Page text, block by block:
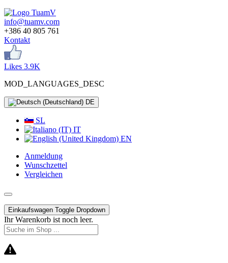
info@tuamv.com
+386 40 805 761
Kontakt
Likes 3.9K
MOD_LANGUAGES_DESC
DE
SL
IT
EN
Anmeldung
Wunschzettel
Vergleichen
Einkaufswagen Toggle Dropdown
Ihr Warenkorb ist noch leer.